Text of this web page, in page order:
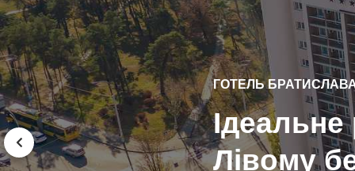
ГОТЕЛЬ
335
ГОТЕЛЬ
Лівому
ГОТЕЛЬ
Банкети
400
ГОТЕЛЬ БРАТИСЛАВА,
сучасне